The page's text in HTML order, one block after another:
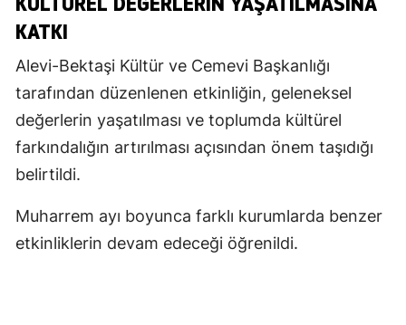
KATKI
Alevi-Bektaşi Kültür ve Cemevi Başkanlığı
tarafından düzenlenen etkinliğin, geleneksel
değerlerin yaşatılması ve toplumda kültürel
farkındalığın artırılması açısından önem taşıdığı
belirtildi.
Muharrem ayı boyunca farklı kurumlarda benzer
etkinliklerin devam edeceği öğrenildi.